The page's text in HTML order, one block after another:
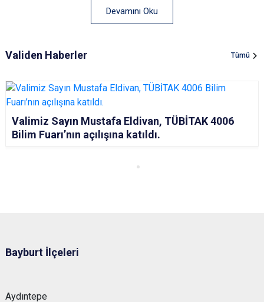
Devamını Oku
Validen Haberler Tümü
Valimiz Sayın Mustafa Eldivan, TÜBİTAK 4006
Bilim Fuarı’nın açılışına katıldı.
Bayburt İlçeleri
Aydıntepe